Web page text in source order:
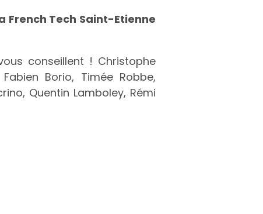
French Tech Saint-Etienne
conseillent ! Christophe
Borio, Timée Robbe,
Quentin Lamboley, Rémi